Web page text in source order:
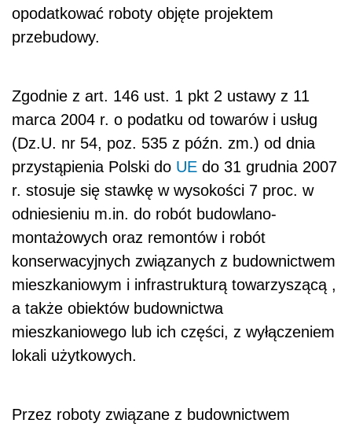
opodatkować roboty objęte projektem
przebudowy.
Zgodnie z art. 146 ust. 1 pkt 2 ustawy z 11
marca 2004 r. o podatku od towarów i usług
(Dz.U. nr 54, poz. 535 z późn. zm.) od dnia
przystąpienia Polski do UE do 31 grudnia 2007
r. stosuje się stawkę w wysokości 7 proc. w
odniesieniu m.in. do robót budowlano-
montażowych oraz remontów i robót
konserwacyjnych związanych z budownictwem
mieszkaniowym i infrastrukturą towarzyszącą ,
a także obiektów budownictwa
mieszkaniowego lub ich części, z wyłączeniem
lokali użytkowych.
Przez roboty związane z budownictwem